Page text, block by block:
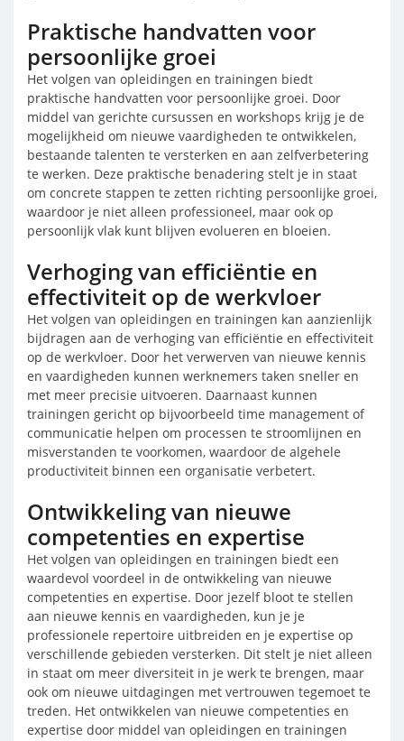
Praktische handvatten voor
persoonlijke groei
Het volgen van opleidingen en trainingen biedt
praktische handvatten voor persoonlijke groei. Door
middel van gerichte cursussen en workshops krijg je de
mogelijkheid om nieuwe vaardigheden te ontwikkelen,
bestaande talenten te versterken en aan zelfverbetering
te werken. Deze praktische benadering stelt je in staat
om concrete stappen te zetten richting persoonlijke groei,
waardoor je niet alleen professioneel, maar ook op
persoonlijk vlak kunt blijven evolueren en bloeien.
Verhoging van efficiëntie en
effectiviteit op de werkvloer
Het volgen van opleidingen en trainingen kan aanzienlijk
bijdragen aan de verhoging van efficiëntie en effectiviteit
op de werkvloer. Door het verwerven van nieuwe kennis
en vaardigheden kunnen werknemers taken sneller en
met meer precisie uitvoeren. Daarnaast kunnen
trainingen gericht op bijvoorbeeld time management of
communicatie helpen om processen te stroomlijnen en
misverstanden te voorkomen, waardoor de algehele
productiviteit binnen een organisatie verbetert.
Ontwikkeling van nieuwe
competenties en expertise
Het volgen van opleidingen en trainingen biedt een
waardevol voordeel in de ontwikkeling van nieuwe
competenties en expertise. Door jezelf bloot te stellen
aan nieuwe kennis en vaardigheden, kun je je
professionele repertoire uitbreiden en je expertise op
verschillende gebieden versterken. Dit stelt je niet alleen
in staat om meer diversiteit in je werk te brengen, maar
ook om nieuwe uitdagingen met vertrouwen tegemoet te
treden. Het ontwikkelen van nieuwe competenties en
expertise door middel van opleidingen en trainingen